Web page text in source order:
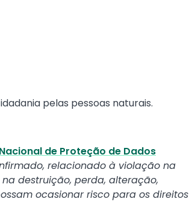
pelas pessoas naturais.
de Proteção de Dados
relacionado à violação na
destruição, perda, alteração,
ocasionar risco para os direitos